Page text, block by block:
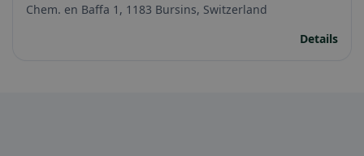
Chem. en Baffa 1, 1183 Bursins, Switzerland
Details